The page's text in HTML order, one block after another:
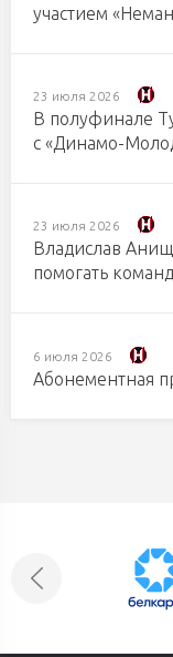
участием
23 июля 2026
В полуфинале
с «Динамо-
23 июля 2026
Владислав
помогать
6 июля 2026
Абонементная